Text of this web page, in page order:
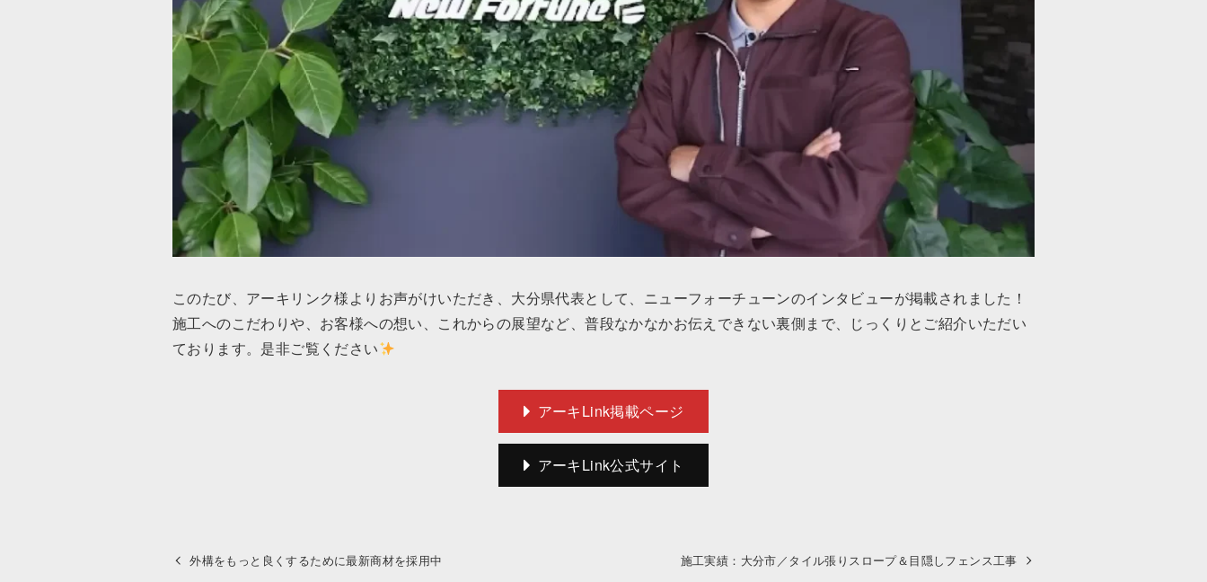
このたび、アーキリンク様よりお声がけいただき、大分県代表として、ニューフォーチューンのインタビューが掲載されました！
施工へのこだわりや、お客様への想い、これからの展望など、普段なかなかお伝えできない裏側まで、じっくりとご紹介いただい
ております。是非ご覧ください
アーキLink掲載ページ
アーキLink公式サイト
外構をもっと良くするために最新商材を採用中 施工実績：大分市／タイル張りスロープ＆目隠しフェンス工事